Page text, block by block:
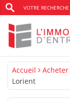
VOTRE RECHERCHE
Accueil
Lorient